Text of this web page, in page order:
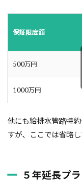
保証限度額
500万円
1000万円
他にも給排水管路特
すが、ここでは省略し
５年延長プ